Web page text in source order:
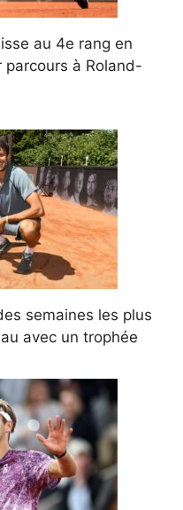
au 4e rang en
parcours à Roland-
semaines les plus
avec un trophée